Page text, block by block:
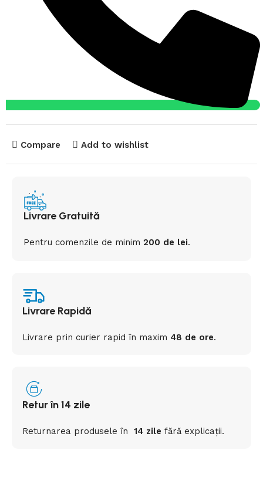
Compare Add to wishlist
Livrare Gratuită
Pentru comenzile de minim200 de lei.
Livrare Rapidă
Livrare prin curier rapidîn maxim 48 de ore.
Retur în 14 zile
Returnarea produseleîn 14 zile fără explicații.